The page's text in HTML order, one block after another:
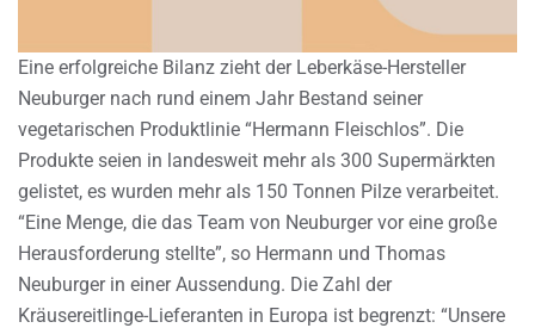
Eine erfolgreiche Bilanz zieht der Leberkäse-Hersteller
Neuburger nach rund einem Jahr Bestand seiner
vegetarischen Produktlinie “Hermann Fleischlos”. Die
Produkte seien in landesweit mehr als 300 Supermärkten
gelistet, es wurden mehr als 150 Tonnen Pilze verarbeitet.
“Eine Menge, die das Team von Neuburger vor eine große
Herausforderung stellte”, so Hermann und Thomas
Neuburger in einer Aussendung. Die Zahl der
Kräusereitlinge-Lieferanten in Europa ist begrenzt: “Unsere